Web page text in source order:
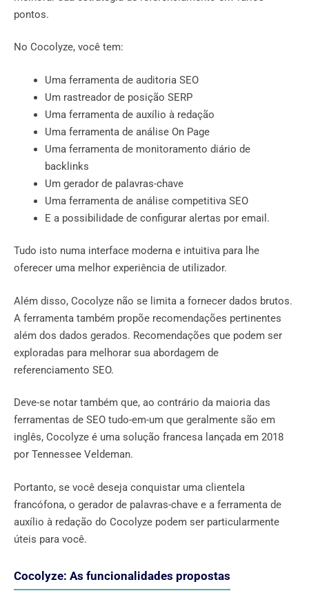
pontos.
No Cocolyze, você tem:
Uma ferramenta de auditoria SEO
Um rastreador de posição SERP
Uma ferramenta de auxílio à redação
Uma ferramenta de análise On Page
Uma ferramenta de monitoramento diário de
backlinks
Um gerador de palavras-chave
Uma ferramenta de análise competitiva SEO
E a possibilidade de configurar alertas por email.
Tudo isto numa interface moderna e intuitiva para lhe
oferecer uma melhor experiência de utilizador.
Além disso, Cocolyze não se limita a fornecer dados brutos.
A ferramenta também propõe recomendações pertinentes
além dos dados gerados. Recomendações que podem ser
exploradas para melhorar sua abordagem de
referenciamento SEO.
Deve-se notar também que, ao contrário da maioria das
ferramentas de SEO tudo-em-um que geralmente são em
inglês, Cocolyze é uma solução francesa lançada em 2018
por Tennessee Veldeman.
Portanto, se você deseja conquistar uma clientela
francófona, o gerador de palavras-chave e a ferramenta de
auxílio à redação do Cocolyze podem ser particularmente
úteis para você.
Cocolyze: As funcionalidades propostas